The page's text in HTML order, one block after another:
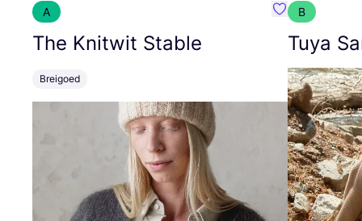
A
The Knitwit Stable
Breigoed
Favoriete
B
Tuya